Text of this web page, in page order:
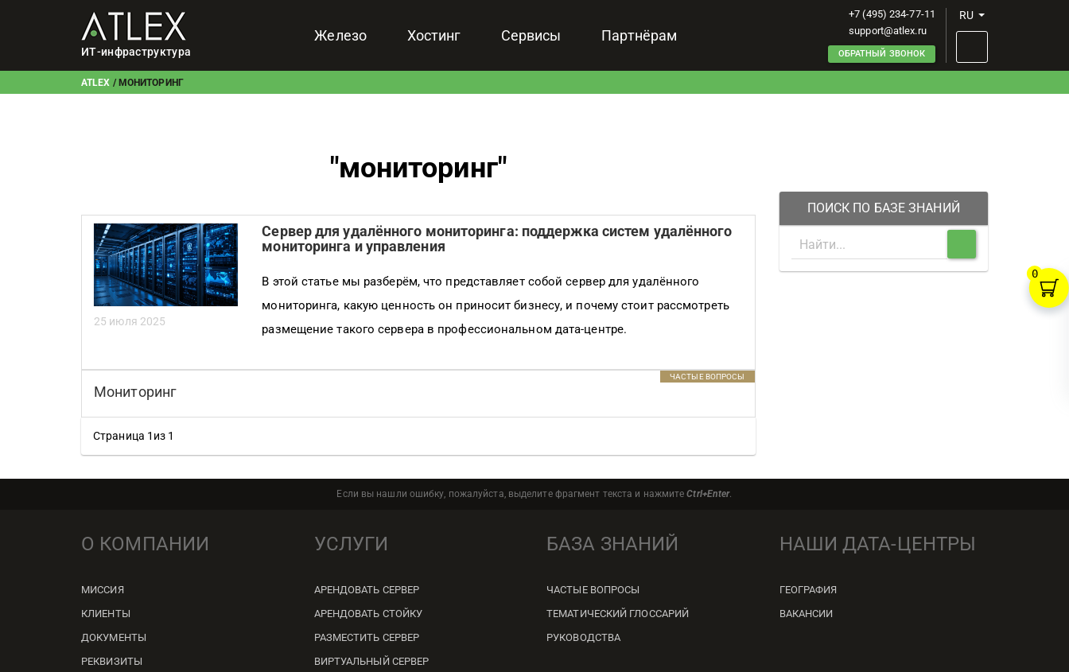
ИТ-инфраструктура
Железо Хостинг Сервисы Партнёрам
+7 (495) 234-77-11
support@atlex.ru
ОБРАТНЫЙ ЗВОНОК
RU
ATLEX / МОНИТОРИНГ
"мониторинг"
25 июля 2025
Сервер для удалённого мониторинга: поддержка систем удалённого
мониторинга и управления
В этой статье мы разберём, что представляет собой сервер для удалённого
мониторинга, какую ценность он приносит бизнесу, и почему стоит рассмотреть
размещение такого сервера в профессиональном дата-центре.
Мониторинг
ЧАСТЫЕ ВОПРОСЫ
Страница 1из 1
ПОИСК ПО БАЗЕ ЗНАНИЙ
0
Если вы нашли ошибку, пожалуйста, выделите фрагмент текста и нажмитеCtrl+Enter.
О КОМПАНИИ
МИССИЯ
КЛИЕНТЫ
ДОКУМЕНТЫ
РЕКВИЗИТЫ
УСЛУГИ
АРЕНДОВАТЬ СЕРВЕР
АРЕНДОВАТЬ СТОЙКУ
РАЗМЕСТИТЬ СЕРВЕР
ВИРТУАЛЬНЫЙ СЕРВЕР
БАЗА ЗНАНИЙ
ЧАСТЫЕ ВОПРОСЫ
ТЕМАТИЧЕСКИЙ ГЛОССАРИЙ
РУКОВОДСТВА
НАШИ ДАТА-ЦЕНТРЫ
ГЕОГРАФИЯ
ВАКАНСИИ